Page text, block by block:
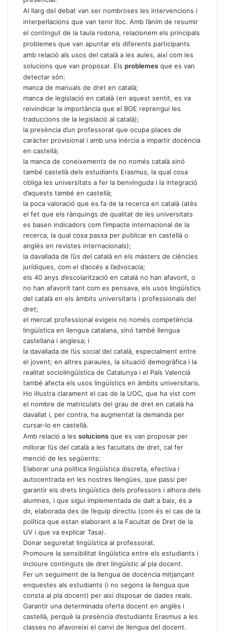
Al llarg del debat van ser nombroses les intervencions i
interpel·lacions que van tenir lloc. Amb l’ànim de resumir
el contingut de la taula rodona, relacionem els principals
problemes que van apuntar els diferents participants
amb relació als usos del català a les aules, així com les
solucions que van proposar. Els problemes que es van
detectar són:
manca de manuals de dret en català;
manca de legislació en català (en aquest sentit, es va
reivindicar la importància que el BOE reprengui les
traduccions de la legislació al català);
la presència d’un professorat que ocupa places de
caràcter provisional i amb una inèrcia a impartir docència
en castellà;
la manca de coneixements de no només català sinó
també castellà dels estudiants Erasmus, la qual cosa
obliga les universitats a fer la benvinguda i la integració
d’aquests també en castellà;
la poca valoració que es fa de la recerca en català (atès
el fet que els rànquings de qualitat de les universitats
es basen indicadors com l’impacte internacional de la
recerca, la qual cosa passa per publicar en castellà o
anglès en revistes internacionals);
la davallada de l’ús del català en els màsters de ciències
jurídiques, com el d’accés a l’advocacia;
els 40 anys d’escolarització en català no han afavorit, o
no han afavorit tant com es pensava, els usos lingüístics
del català en els àmbits universitaris i professionals del
dret;
el mercat professional exigeix no només competència
lingüística en llengua catalana, sinó també llengua
castellana i anglesa; i
la davallada de l’ús social del català, especialment entre
el jovent; en altres paraules, la situació demogràfica i la
realitat sociolingüística de Catalunya i el País Valencià
també afecta els usos lingüístics en àmbits universitaris.
Ho il·lustra clarament el cas de la UOC, que ha vist com
el nombre de matriculats del grau de dret en català ha
davallat i, per contra, ha augmentat la demanda per
cursar-lo en castellà.
Amb relació a les solucions que es van proposar per
millorar l’ús del català a les facultats de dret, cal fer
menció de les següents:
Elaborar una política lingüística discreta, efectiva i
autocentrada en les nostres llengües, que passi per
garantir els drets lingüístics dels professors i alhora dels
alumnes, i que sigui implementada de dalt a baix, és a
dir, elaborada des de l’equip directiu (com és el cas de la
política que estan elaborant a la Facultat de Dret de la
UV i que va explicar Tasa).
Donar seguretat lingüística al professorat.
Promoure la sensibilitat lingüística entre els estudiants i
incloure continguts de dret lingüístic al pla docent.
Fer un seguiment de la llengua de docència mitjançant
enquestes als estudiants (i no segons la llengua que
consta al pla docent) per així disposar de dades reals.
Garantir una determinada oferta docent en anglès i
castellà, perquè la presència d’estudiants Erasmus a les
classes no afavoreixi el canvi de llengua del docent.